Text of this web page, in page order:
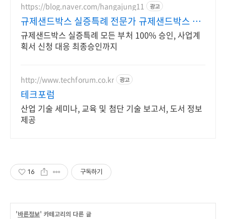
https://blog.naver.com/hangajung11 광고
규제샌드박스 실증특례 전문가 규제샌드박스 정
항아 행정사
규제샌드박스 실증특례 모든 부처 100% 승인, 사업계
획서 신청 대응 최종승인까지
http://www.techforum.co.kr 광고
테크포럼
산업 기술 세미나, 교육 및 첨단 기술 보고서, 도서 정보
제공
16 구독하기
'바른정보' 카테고리의 다른 글